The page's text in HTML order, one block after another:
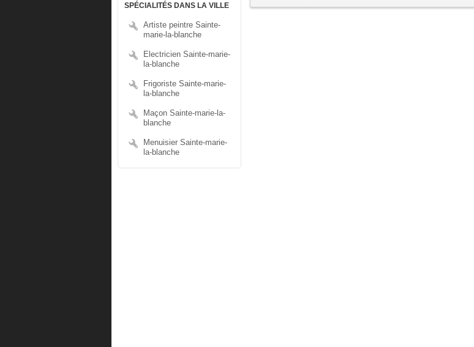
SPÉCIALITÉS DANS LA VILLE
Artiste peintre Sainte-
marie-la-blanche
Electricien Sainte-marie-
la-blanche
Frigoriste Sainte-marie-
la-blanche
Maçon Sainte-marie-la-
blanche
Menuisier Sainte-marie-
la-blanche